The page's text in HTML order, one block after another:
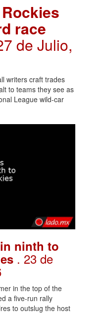
race
de Julio,
writers craft trades
to teams they see as
League wild-car
ninth to
. 23 de
in the top of the
a five-run rally
to outslug the host